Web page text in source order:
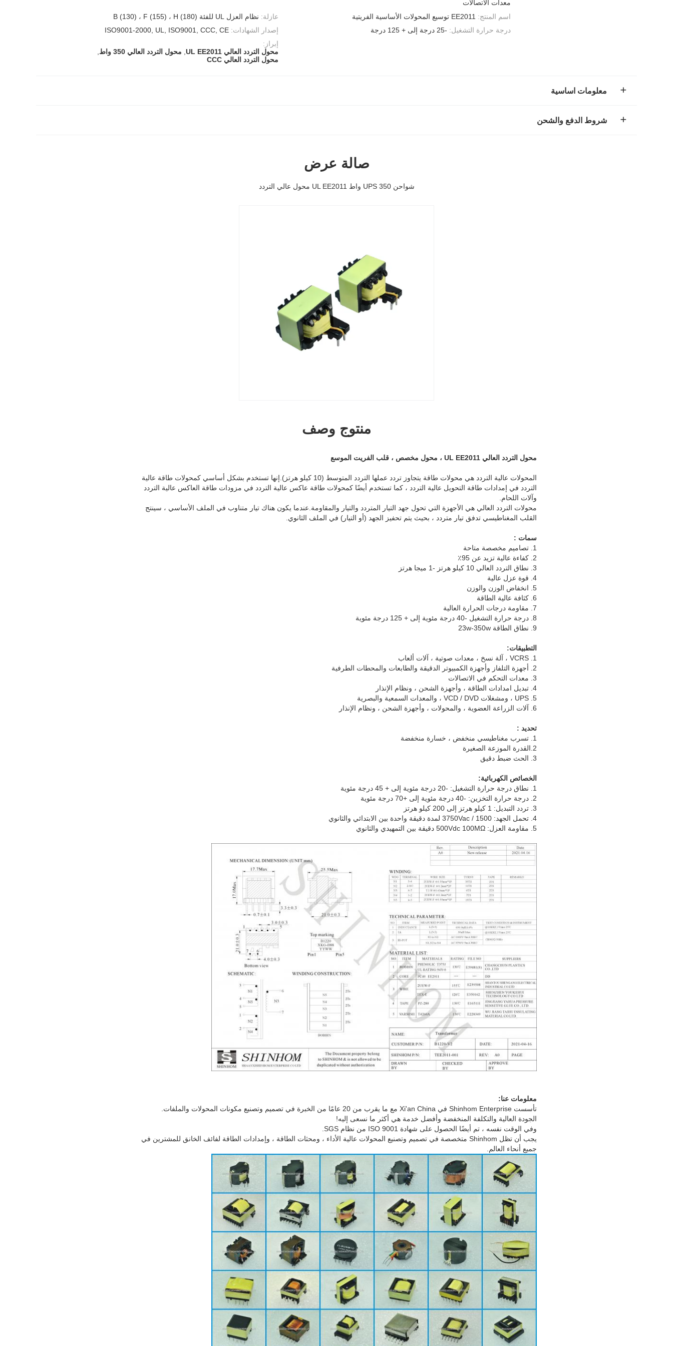
معدات الاتصالات
عازلة: نظام العزل UL للفئة B (130) ، F (155) ، H (180) اسم المنتج: EE2011 توسيع المحولات الأساسية الفريتية
إصدار الشهادات: ISO9001-2000, UL, ISO9001, CCC, CE درجة حرارة التشغيل: -25 درجة إلى + 125 درجة
إبراز:
محول التردد العالي UL EE2011
محول التردد العالي 350 واط
محول التردد العالي CCC
معلومات اساسية
شروط الدفع والشحن
صالة عرض
شواحن UPS 350 واط UL EE2011 محول عالي التردد
منتوج وصف
محول التردد العالي UL EE2011 ، محول مخصص ، قلب الفريت الموسع
المحولات عالية التردد هي محولات طاقة يتجاوز تردد عملها التردد المتوسط ​​(10 كيلو هرتز).إنها تستخدم بشكل أساسي كمحولات طاقة عالية
التردد في إمدادات طاقة التحويل عالية التردد ، كما تستخدم أيضًا كمحولات طاقة عاكس عالية التردد في مزودات طاقة العاكس عالية التردد
وآلات اللحام.
محولات التردد العالي هي الأجهزة التي تحول جهد التيار المتردد والتيار والمقاومة.عندما يكون هناك تيار متناوب في الملف الأساسي ، سينتج
القلب المغناطيسي تدفق تيار متردد ، بحيث يتم تحفيز الجهد (أو التيار) في الملف الثانوي.
سمات :
1. تصاميم مخصصة متاحة
2. كفاءة عالية تزيد عن 95٪
3. نطاق التردد العالي 10 كيلو هرتز -1 ميجا هرتز
4. قوة عزل عالية
5. انخفاض الوزن والوزن
6. كثافة عالية الطاقة
7. مقاومة درجات الحرارة العالية
8. درجة حرارة التشغيل -40 درجة مئوية إلى + 125 درجة مئوية
9. نطاق الطاقة 23w-350w
التطبيقات:
1. VCRS ، آلة نسخ ، معدات صوتية ، آلات ألعاب
2. أجهزة التلفاز وأجهزة الكمبيوتر الدقيقة والطابعات والمحطات الطرفية
3. معدات التحكم في الاتصالات
4. تبديل امدادات الطاقة ، وأجهزة الشحن ، ونظام الإنذار
5. UPS ، ومشغلات VCD / DVD ، والمعدات السمعية والبصرية
6. آلات الزراعة العضوية ، والمحولات ، وأجهزة الشحن ، ونظام الإنذار
تحديد :
1. تسرب مغناطيسي منخفض ، خسارة منخفضة
2.القدرة الموزعة الصغيرة
3. الحث ضبط دقيق
الخصائص الكهربائية:
1. نطاق درجة حرارة التشغيل: -20 درجة مئوية إلى + 45 درجة مئوية
2. درجة حرارة التخزين: -40 درجة مئوية إلى +70 درجة مئوية
3. تردد التبديل: 1 كيلو هرتز إلى 200 كيلو هرتز
4. تحمل الجهد: 1500 / 3750Vac لمدة دقيقة واحدة بين الابتدائي والثانوي
5. مقاومة العزل: 500Vdc 100MΩ دقيقة بين التمهيدي والثانوي
معلومات عنا:
تأسست Shinhom Enterprise في Xi'an China مع ما يقرب من 20 عامًا من الخبرة في تصميم وتصنيع مكونات المحولات والملفات.
الجودة العالية والتكلفة المنخفضة وأفضل خدمة هي أكثر ما نسعى إليه!
وفي الوقت نفسه ، تم أيضًا الحصول على شهادة ISO 9001 من نظام SGS.
يجب أن تظل Shinhom متخصصة في تصميم وتصنيع المحولات عالية الأداء ، ومحثات الطاقة ، وإمدادات الطاقة لفائف الخانق للمشترين في
جميع أنحاء العالم.